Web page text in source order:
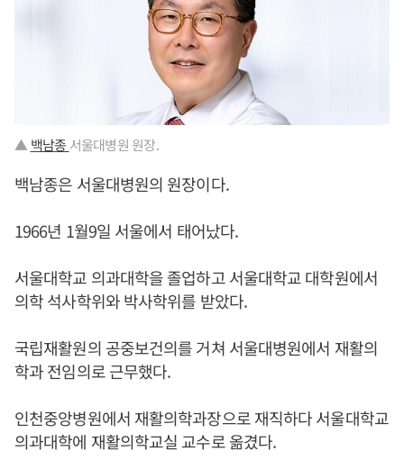
▲ 백남종 서울대병원 원장.
백남종은 서울대병원의 원장이다.
1966년 1월9일 서울에서 태어났다.
서울대학교 의과대학을 졸업하고 서울대학교 대학원에서
의학 석사학위와 박사학위를 받았다.
국립재활원의 공중보건의를 거쳐 서울대병원에서 재활의
학과 전임의로 근무했다.
인천중앙병원에서 재활의학과장으로 재직하다 서울대학교
의과대학에 재활의학교실 교수로 옮겼다.